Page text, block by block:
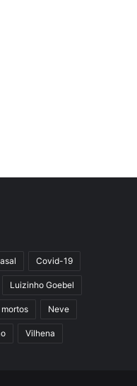
Covid-19
Luizinho Goebel
mortos Neve
Vilhena